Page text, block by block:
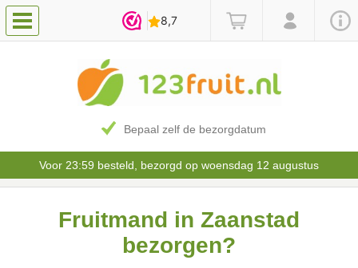
Bepaal zelf de bezorgdatum
Voor 23:59 besteld, bezorgd op woensdag 12 augustus
Fruitmand in Zaanstad
bezorgen?